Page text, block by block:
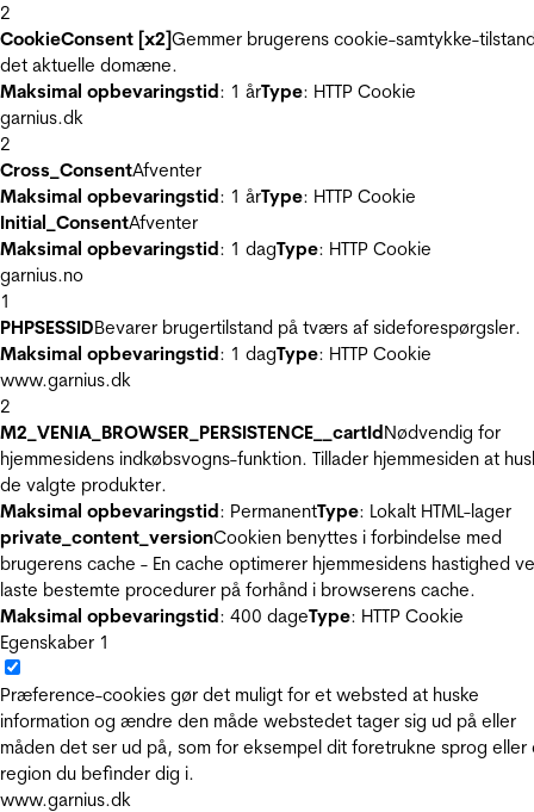
2
CookieConsent [x2]Gemmer brugerens cookie-samtykke-
det aktuelle domæne.
Maksimal opbevaringstid: 1 årType: HTTP Cookie
garnius.dk
2
Cross_ConsentAfventer
Maksimal opbevaringstid: 1 årType: HTTP Cookie
Initial_ConsentAfventer
Maksimal opbevaringstid: 1 dagType: HTTP Cookie
garnius.no
1
PHPSESSIDBevarer brugertilstand på tværs af sideforespørgsler.
Maksimal opbevaringstid: 1 dagType: HTTP Cookie
www.garnius.dk
2
M2_VENIA_BROWSER_PERSISTENCE__cartIdNødvendig for
hjemmesidens indkøbsvogns-funktion. Tillader hjemmesiden at
de valgte produkter.
Maksimal opbevaringstid: PermanentType: Lokalt HTML-lager
private_content_versionCookien benyttes i forbindelse med
brugerens cache - En cache optimerer hjemmesidens hastighed
laste bestemte procedurer på forhånd i browserens cache.
Maksimal opbevaringstid: 400 dageType: HTTP Cookie
Egenskaber 1
Præference-cookies gør det muligt for et websted at huske
information og ændre den måde webstedet tager sig ud på eller
måden det ser ud på, som for eksempel dit foretrukne sprog eller
region du befinder dig i.
www.garnius.dk